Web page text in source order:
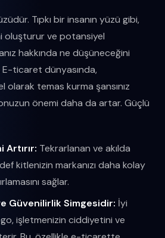
Tıpkı bir insanın yüzü gibi,
oluşturur ve potansiyel
hakkında ne düşüneceğini
ticaret dünyasında,
olarak temas kurma şansınız
önemi daha da artar. Güçlü
Artırır: Tekrarlanan ve akılda
kitlenizin markanızı daha kolay
sağlar.
Güvenilirlik Simgesidir: İyi
işletmenizin ciddiyetini ve